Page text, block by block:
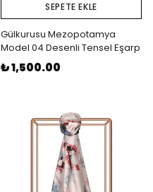
SEPETE EKLE
Gülkurusu Mezopotamya
Model 04 Desenli Tensel Eşarp
₺ 1,500.00